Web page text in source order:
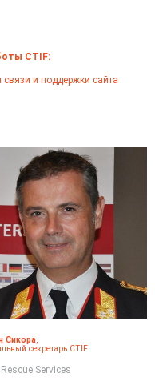
CTIF:
и поддержки сайта
Сикора
секретарь CTIF
Services